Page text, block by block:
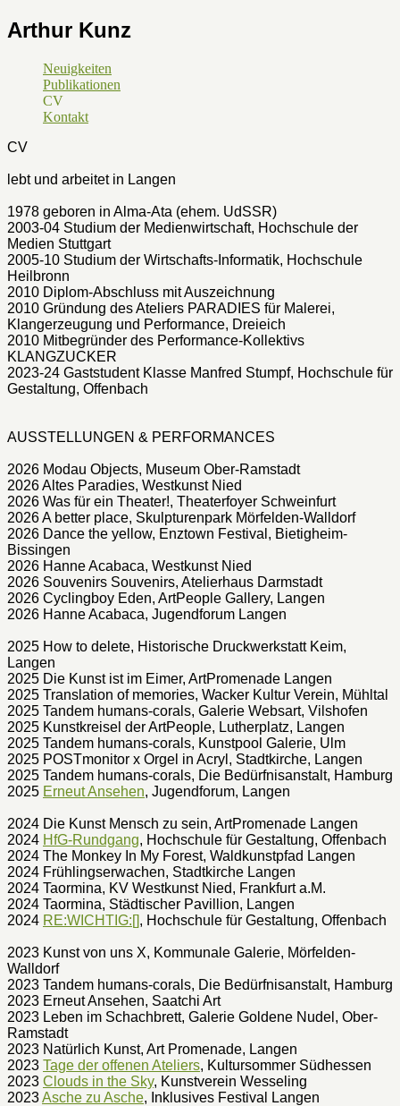
Arthur Kunz
Neuigkeiten
Publikationen
CV
Kontakt
CV
lebt und arbeitet in Langen
1978 geboren in Alma-Ata (ehem. UdSSR)
2003-04 Studium der Medienwirtschaft, Hochschule der
Medien Stuttgart
2005-10 Studium der Wirtschafts-Informatik, Hochschule
Heilbronn
2010 Diplom-Abschluss mit Auszeichnung
2010 Gründung des Ateliers PARADIES für Malerei,
Klangerzeugung und Performance, Dreieich
2010 Mitbegründer des Performance-Kollektivs
KLANGZUCKER
2023-24 Gaststudent Klasse Manfred Stumpf, Hochschule für
Gestaltung, Offenbach
AUSSTELLUNGEN & PERFORMANCES
2026 Modau Objects, Museum Ober-Ramstadt
2026 Altes Paradies, Westkunst Nied
2026 Was für ein Theater!, Theaterfoyer Schweinfurt
2026 A better place, Skulpturenpark Mörfelden-Walldorf
2026 Dance the yellow, Enztown Festival, Bietigheim-
Bissingen
2026 Hanne Acabaca, Westkunst Nied
2026 Souvenirs Souvenirs, Atelierhaus Darmstadt
2026 Cyclingboy Eden, ArtPeople Gallery, Langen
2026 Hanne Acabaca, Jugendforum Langen
2025 How to delete, Historische Druckwerkstatt Keim,
Langen
2025 Die Kunst ist im Eimer, ArtPromenade Langen
2025 Translation of memories, Wacker Kultur Verein, Mühltal
2025 Tandem humans-corals, Galerie Websart, Vilshofen
2025 Kunstkreisel der ArtPeople, Lutherplatz, Langen
2025 Tandem humans-corals, Kunstpool Galerie, Ulm
2025 POSTmonitor x Orgel in Acryl, Stadtkirche, Langen
2025 Tandem humans-corals, Die Bedürfnisanstalt, Hamburg
2025 Erneut Ansehen, Jugendforum, Langen
2024 Die Kunst Mensch zu sein, ArtPromenade Langen
2024 HfG-Rundgang, Hochschule für Gestaltung, Offenbach
2024 The Monkey In My Forest, Waldkunstpfad Langen
2024 Frühlingserwachen, Stadtkirche Langen
2024 Taormina, KV Westkunst Nied, Frankfurt a.M.
2024 Taormina, Städtischer Pavillion, Langen
2024 RE:WICHTIG:[], Hochschule für Gestaltung, Offenbach
2023 Kunst von uns X, Kommunale Galerie, Mörfelden-
Walldorf
2023 Tandem humans-corals, Die Bedürfnisanstalt, Hamburg
2023 Erneut Ansehen, Saatchi Art
2023 Leben im Schachbrett, Galerie Goldene Nudel, Ober-
Ramstadt
2023 Natürlich Kunst, Art Promenade, Langen
2023 Tage der offenen Ateliers, Kultursommer Südhessen
2023 Clouds in the Sky, Kunstverein Wesseling
2023Asche zu Asche, Inklusives Festival Langen